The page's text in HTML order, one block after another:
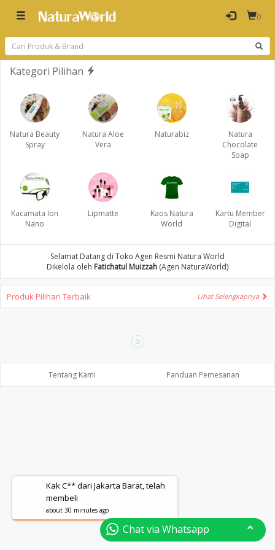
0
Kategori Pilihan
Natura Beauty
Spray
Natura Aloe
Vera
Naturabiz
Natura
Chocolate
Soap
Kacamata Ion
Nano
Lipmatte
Kaos Natura
World
Kartu Member
Digital
Selamat Datang di Toko Agen Resmi Natura World
Dikelola oleh Fatichatul Muizzah (Agen NaturaWorld)
Produk Pilihan Terbaik Lihat Selengkapnya
Tentang Kami Panduan Pemesanan
Chat via Whatsapp
Kak C** dari Jakarta Barat, telah
membeli
about 30 minutes ago